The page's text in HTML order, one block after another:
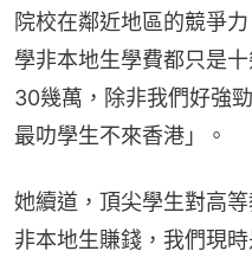
院校在鄰近地區的競爭
學非本地生學費都只是
30幾萬，除非我們好強
最叻學生不來香港」。
她續道，頂尖學生對高
非本地生賺錢，我們現